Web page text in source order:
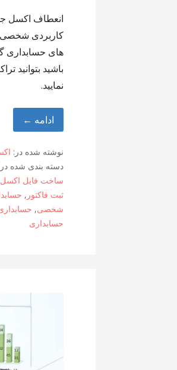
انعطاف اکسل
کاربردی شخصی
های حسابداری
باشید بتوانید
نمایید.
ادامه ←
نوشته شده در:
دسته بندی شده
ساخت فایل اکسل
ثبت فاکتور ,
شخصی,
حسابداری